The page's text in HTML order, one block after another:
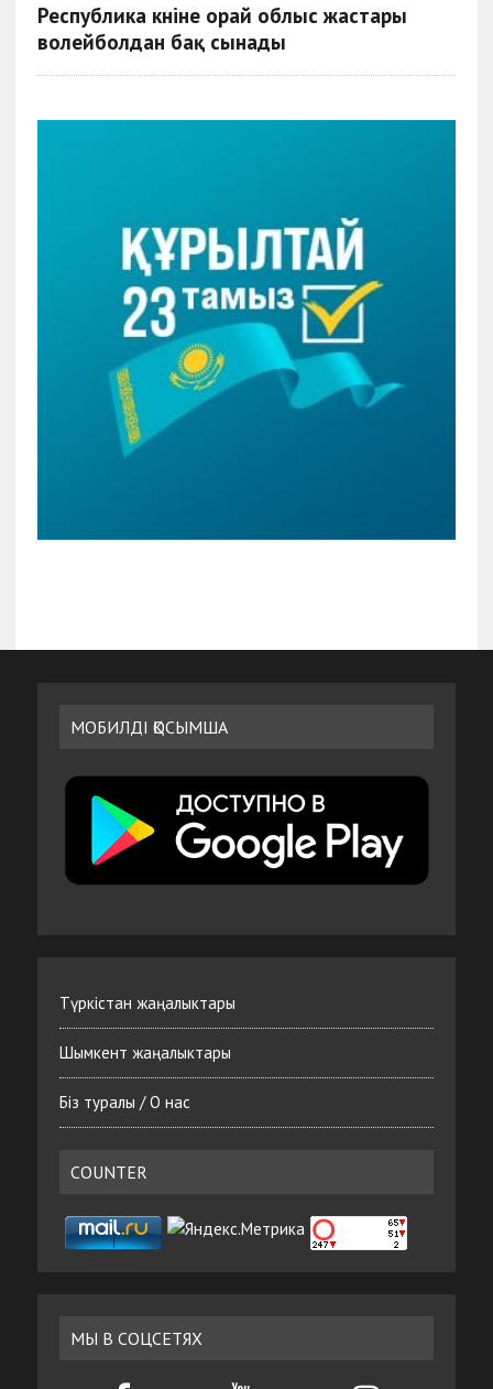
Республика күніне орай облыс жастары
волейболдан бақ сынады
МОБИЛДІ ҚОСЫМША
Түркістан жаңалыктары
Шымкент жаңалыктары
Біз туралы / О нас
COUNTER
МЫ В СОЦСЕТЯХ